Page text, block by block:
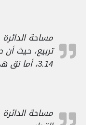
مساحة
3.14، أما نق هي عبارة عن نصف القطر.